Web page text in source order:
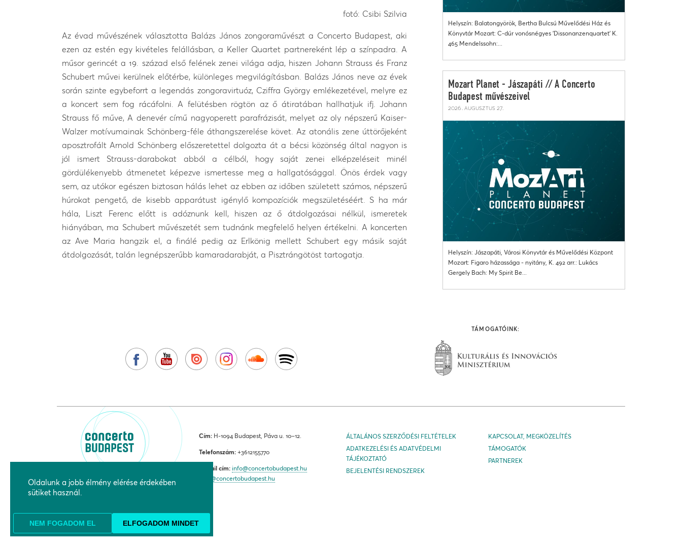
fotó: Csibi Szilvia
Az évad művészének választotta Balázs János zongoraművészt a Concerto Budapest, aki
ezen az estén egy kivételes felállásban, a Keller Quartet partnereként lép a színpadra. A
műsor gerincét a 19. század első felének zenei világa adja, hiszen Johann Strauss és Franz
Schubert művei kerülnek előtérbe, különleges megvilágításban. Balázs János neve az évek
során szinte egybeforrt a legendás zongoravirtuóz, Cziffra György emlékezetével, melyre ez
a koncert sem fog rácáfolni. A felütésben rögtön az ő átiratában hallhatjuk ifj. Johann
Strauss fő műve, A denevér című nagyoperett parafrázisát, melyet az oly népszerű Kaiser-
Walzer motívumainak Schönberg-féle áthangszerelése követ. Az atonális zene úttörőjeként
aposztrofált Arnold Schönberg előszeretettel dolgozta át a bécsi közönség által nagyon is
jól ismert Strauss-darabokat abból a célból, hogy saját zenei elképzeléseit minél
gördülékenyebb átmenetet képezve ismertesse meg a hallgatósággal. Önös érdek vagy
sem, az utókor egészen biztosan hálás lehet az ebben az időben született számos, népszerű
húrokat pengető, de kisebb apparátust igénylő kompozíciók megszületéséért. S ha már
hála, Liszt Ferenc előtt is adóznunk kell, hiszen az ő átdolgozásai nélkül, ismeretek
hiányában, ma Schubert művészetét sem tudnánk megfelelő helyen értékelni. A koncerten
az Ave Maria hangzik el, a finálé pedig az Erlkönig mellett Schubert egy másik saját
átdolgozását, talán legnépszerűbb kamaradarabját, a Pisztrángötöst tartogatja.
Helyszín: Balatongyörök, Bertha Bulcsú Művelődési Ház és
Könyvtár Mozart: C-dúr vonósnégyes 'Dissonanzenquartet' K.
465 Mendelssohn:...
Mozart Planet - Jászapáti // A Concerto
Budapest művészeivel
2026. augusztus 27.
Helyszín: Jászapáti, Városi Könyvtár és Művelődési Központ
Mozart: Figaro házassága - nyitány, K. 492 arr.: Lukács
Gergely Bach: My Spirit Be...
TÁMOGATÓINK:
Cím: H-1094 Budapest, Páva u. 10–12.
Telefonszám: +3612155770
E-mail cím: info@concertobudapest.hu
jegy@concertobudapest.hu
ÁLTALÁNOS SZERZŐDÉSI FELTÉTELEK
ADATKEZELÉSI ÉS ADATVÉDELMI
TÁJÉKOZTATÓ
BEJELENTÉSI RENDSZEREK
KAPCSOLAT, MEGKÖZELÍTÉS
TÁMOGATÓK
PARTNEREK
Oldalunk a jobb élmény elérése érdekében
sütiket használ.
NEM FOGADOM EL ELFOGADOM MINDET